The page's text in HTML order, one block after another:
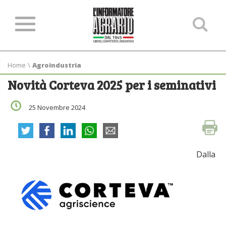
Home \ Agroindustria
Novità Corteva 2025 per i seminativi
25 Novembre 2024
Dalla